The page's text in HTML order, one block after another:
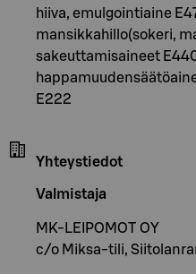
hiiva, emulgointiaine
mansikkahillo(sokeri,
sakeuttamisaineet
E222
Yhteystiedot
Valmistaja
MK-LEIPOMOT OY
c/o Miksa-tili,